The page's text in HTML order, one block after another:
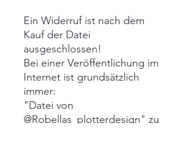
Ein Widerruf ist nach dem
Kauf der Datei
ausgeschlossen!
Bei einer Veröffentlichung im
Internet ist grundsätzlich
immer:
"Datei von
@Robellas_plotterdesign" zu